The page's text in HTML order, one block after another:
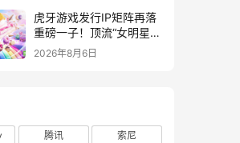
虎牙游戏发行IP矩阵再落
重磅一子！顶流“女明星”
ZANMANG LOOPY 正版
2026年8月6日
腾讯
索尼